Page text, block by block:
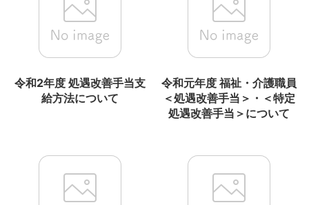
令和2年度 処遇改善手当支
給方法について
令和元年度 福祉・介護職員
＜処遇改善手当＞・＜特定
処遇改善手当＞について